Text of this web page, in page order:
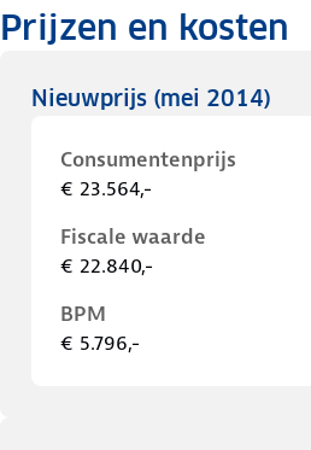
Prijzen en kosten
Nieuwprijs (mei 2014)
Consumentenprijs
€ 23.564,-
Fiscale waarde
€ 22.840,-
BPM
€ 5.796,-